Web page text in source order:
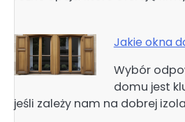
Jakie okna
Wybór
domu jest
jeśli zależy nam na dobrej